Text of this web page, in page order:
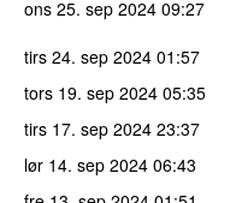
ons 25. sep 2024 09:27
tirs 24. sep 2024 01:57
tors 19. sep 2024 05:35
tirs 17. sep 2024 23:37
lør 14. sep 2024 06:43